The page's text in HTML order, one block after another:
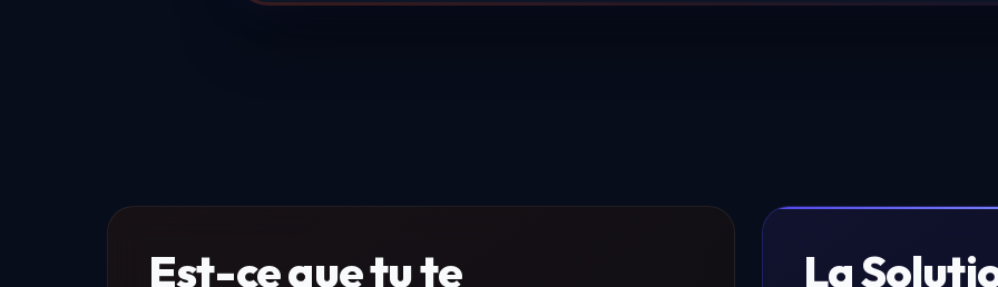
Est-ce que tu te
La